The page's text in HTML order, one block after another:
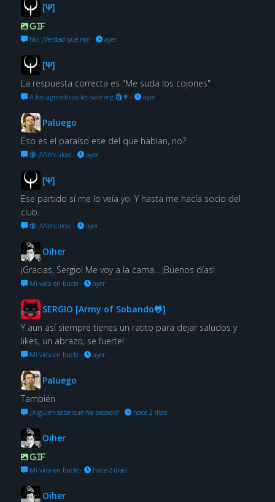
[Ψ]
GIF
No. ¿Verdad que no?· ayer
[Ψ]
La respuesta correcta es "Me suda los cojones"
A los agnosticos les vale vrg 🗿🍷 · ayer
Paluego
Eso es el paraíso ese del que hablan, no?
🔞 ¡Miérculos! · ayer
[Ψ]
Ese partido sí me lo veía yo. Y hasta me hacía socio del
club.
🔞 ¡Miérculos! · ayer
Oiher
¡Gracias, Sergio! Me voy a la cama... ¡Buenos días!
Mi vida en bucle· ayer
SERGIO [Army of Sobando🐸]
Y aun así siempre tienes un ratito para dejar saludos y
likes, un abrazo, se fuerte!
Mi vida en bucle· ayer
Paluego
También
¿Alguien sabe qué ha pasado?· hace 2 días
Oiher
GIF
Mi vida en bucle· hace 2 días
Oiher